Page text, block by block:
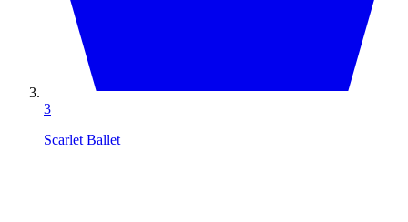
3
Scarlet Ballet